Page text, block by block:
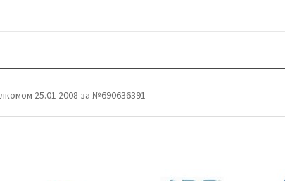
25.01 2008 за №690636391